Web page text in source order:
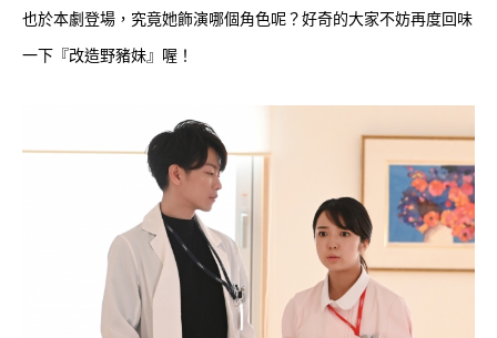
也於本劇登場，究竟她飾演哪個角色呢？好奇的大家不妨再度回味
一下『改造野豬妹』喔！